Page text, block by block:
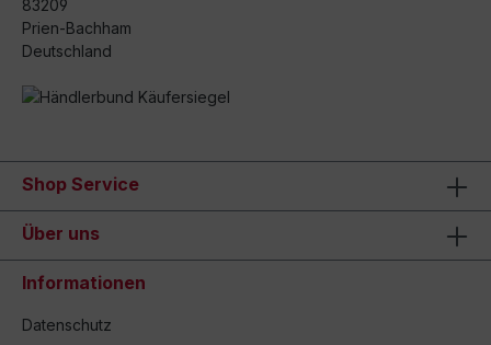
83209
Prien-Bachham
Deutschland
Shop Service
Über uns
Informationen
Datenschutz